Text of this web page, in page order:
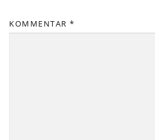
KOMMENTAR *